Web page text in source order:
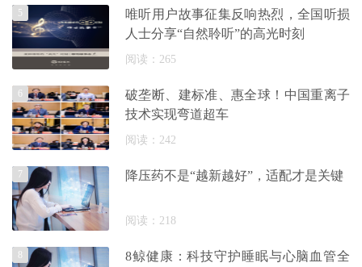
唯听用户故事征集反响热烈，全国听损
人士分享“自然聆听”的高光时刻
阅读：265
5
破垄断、建标准、惠全球！中国重离子
技术实现弯道超车
阅读：242
6
降压药不是“越新越好”，适配才是关键
阅读：218
7
8鲸健康：科技守护睡眠与心脑血管全